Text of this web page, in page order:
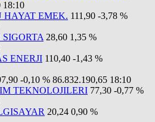
18:10
EMEK. 111,90 -3,78 %
28,60 1,35 %
ENERJI 110,40 -1,43 %
-0,10 % 86.832.190,65 18:10
TEKNOLOJILERI 77,30 -0,77 %
20,24 0,90 %